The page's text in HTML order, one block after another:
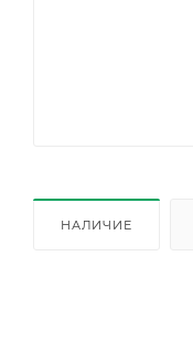
НАЛИЧИЕ